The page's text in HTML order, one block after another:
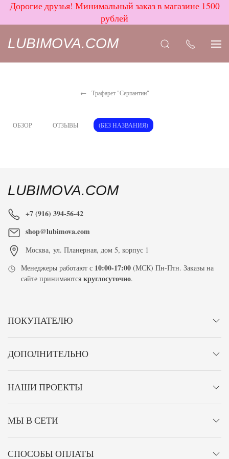
Дорогие друзья! Минимальный заказ в магазине 1500
рублей
LUBIMOVA.COM
Трафарет "Серпантин"
ОБЗОР ОТЗЫВЫ (БЕЗ НАЗВАНИЯ)
LUBIMOVA.COM
+7 (916) 394-56-42
shop@lubimova.com
Москва, ул. Планерная, дом 5, корпус 1
Менеджеры работают с 10:00-17:00 (МСК) Пн-Птн. Заказы на
сайте принимаютсякруглосуточно.
ПОКУПАТЕЛЮ
ДОПОЛНИТЕЛЬНО
НАШИ ПРОЕКТЫ
МЫ В СЕТИ
СПОСОБЫ ОПЛАТЫ